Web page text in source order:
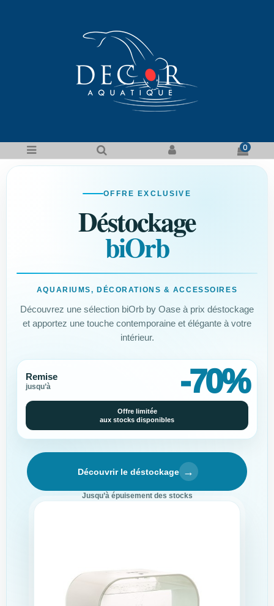
0
OFFRE EXCLUSIVE
Déstockage
biOrb
AQUARIUMS, DÉCORATIONS & ACCESSOIRES
Découvrez une sélection biOrb by Oase à prix déstockage
et apportez une touche contemporaine et élégante à votre
intérieur.
Remise
jusqu’à -70%
Offre limitée
aux stocks disponibles
Découvrir le déstockage →
Jusqu’à épuisement des stocks